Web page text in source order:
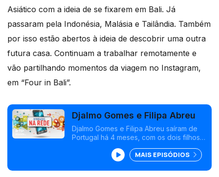
Asiático com a ideia de se fixarem em Bali. Já
passaram pela Indonésia, Malásia e Tailândia. Também
por isso estão abertos à ideia de descobrir uma outra
futura casa. Continuam a trabalhar remotamente e
vão partilhando momentos da viagem no Instagram,
em “Four in Bali”.
Djalmo Gomes e Filipa Abreu
Djalmo Gomes e Filipa Abreu saíram de
Portugal há 4 meses, com os dois filhos,
com o objetivo de se fixarem em Bali, na
Indonésia. Vão partilhando a viagem no
instagram.
MAIS EPISÓDIOS